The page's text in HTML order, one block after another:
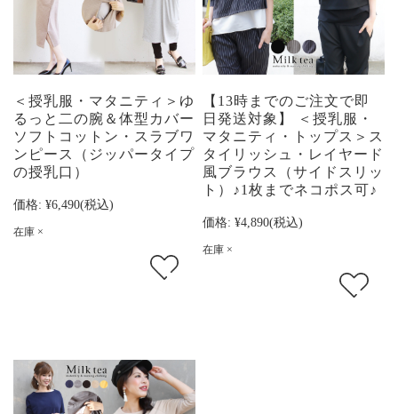
＜授乳服・マタニティ＞ゆ
るっと二の腕＆体型カバー
ソフトコットン・スラブワ
ンピース（ジッパータイプ
の授乳口）
価格: ¥6,490(税込)
在庫 ×
【13時までのご注文で即
日発送対象】 ＜授乳服・
マタニティ・トップス＞ス
タイリッシュ・レイヤード
風ブラウス（サイドスリッ
ト）♪1枚までネコポス可♪
価格: ¥4,890(税込)
在庫 ×